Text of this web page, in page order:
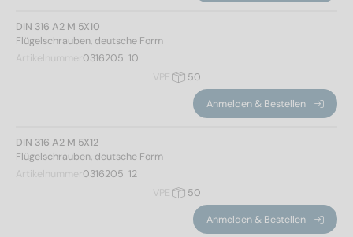
DIN 316 A2 M 5X10
Flügelschrauben, deutsche Form
Artikelnummer0316205  10
VPE
50
Anmelden & Bestellen
DIN 316 A2 M 5X12
Flügelschrauben, deutsche Form
Artikelnummer0316205  12
VPE
50
Anmelden & Bestellen